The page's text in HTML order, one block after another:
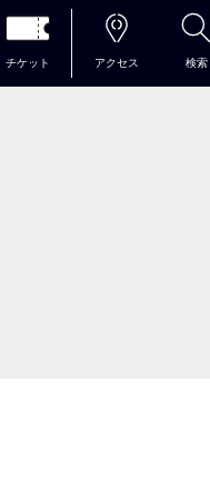
チケット アクセス 検索